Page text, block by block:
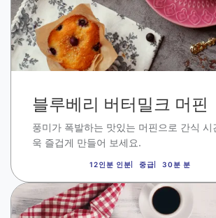
블루베리 버터밀크 머핀
풍미가 폭발하는 맛있는 머핀으로 간식 시
욱 즐겁게 만들어 보세요.
12인분 인분 중급 30분 분
이
미